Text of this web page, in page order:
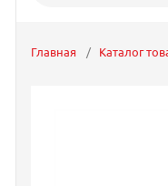
Главная Каталог